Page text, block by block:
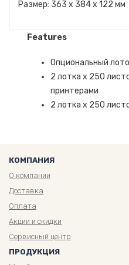
Размер: 363 x 384 x 122 мм
Features
Опциональный
2 лотка x 250
принтерами
2 лотка x 250
КОМПАНИЯ
О компании
Доставка
Оплата
Акции и скидки
Сервисный центр
ПРОДУКЦИЯ